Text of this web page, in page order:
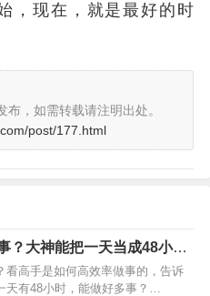
，现在，就是最好的时
布，如需转载请注明出处。
post/177.html
？大神能把一天当成48小时
看高手是如何高效率做事的，告诉
天有48小时，能做好多事？…